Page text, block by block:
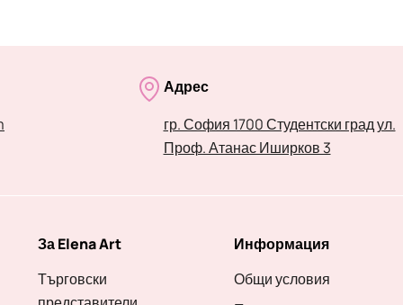
Адрес
гр. София 1700 Студентски град ул.
Проф. Атанас Иширков 3
За Elena Art
Търговски
Информация
Общи условия